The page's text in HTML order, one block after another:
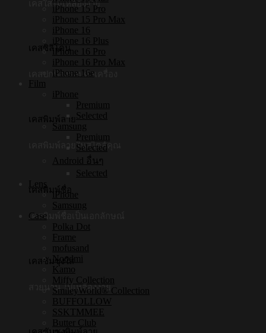
เคสใสไม่เหลืองง่าย
เคสซิลิโคน
เคสปกป้องรอบตัวเครื่อง
เคสพิมพ์ลาย
เคสพิมพ์ลายในสไตล์คุณ
เคสพิมพ์ชื่อ
เคสพิมพ์ชื่อเป็นเอกลักษณ์
เคสซัมซุงใส
สวยนาน ไม่เหลืองง่าย
iPhone 15 Pro
iPhone 15 Pro Max
iPhone 16
iPhone 16 Plus
iPhone 16 Pro
iPhone 16 Pro Max
iPhone 16e
Film
iPhone
Premium
Selected
Samsung
Premium
Selected
Android อื่นๆ
Selected
Lens
iPhone
Samsung
Case
Polka Dot
Frame
mofusand
Noodmi
Kamo
Miffy Collection
SmileyWorld® Collection
BUFFOLLOW
SSKTMMEE
Butter Club